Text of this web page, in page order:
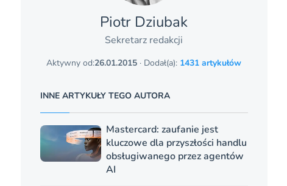
Piotr Dziubak
Sekretarz redakcji
Aktywny od:26.01.2015 · Dodał(a): 1431 artykułów
INNE ARTYKUŁY TEGO AUTORA
Mastercard: zaufanie jest
kluczowe dla przyszłości handlu
obsługiwanego przez agentów
AI